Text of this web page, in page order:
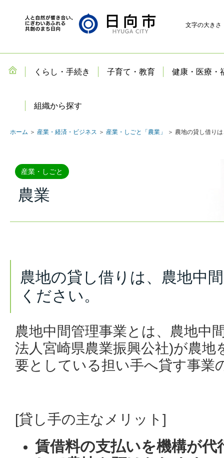
文字の大きさ
くらし・手続き 子育て・教育 健康・医療・
組織から探す
ホーム ＞ 産業・経済・ビジネス ＞ 産業・しごと「農業」 ＞ 農地の貸し借り
産業・しごと
農業
農地の貸し借りは、農地中
ください。
農地中間管理事業とは、農地中
法人宮崎県農業振興公社)が農地
要としている担い手へ貸す事業
[貸し手の主なメリット]
賃借料の支払いを機構が代